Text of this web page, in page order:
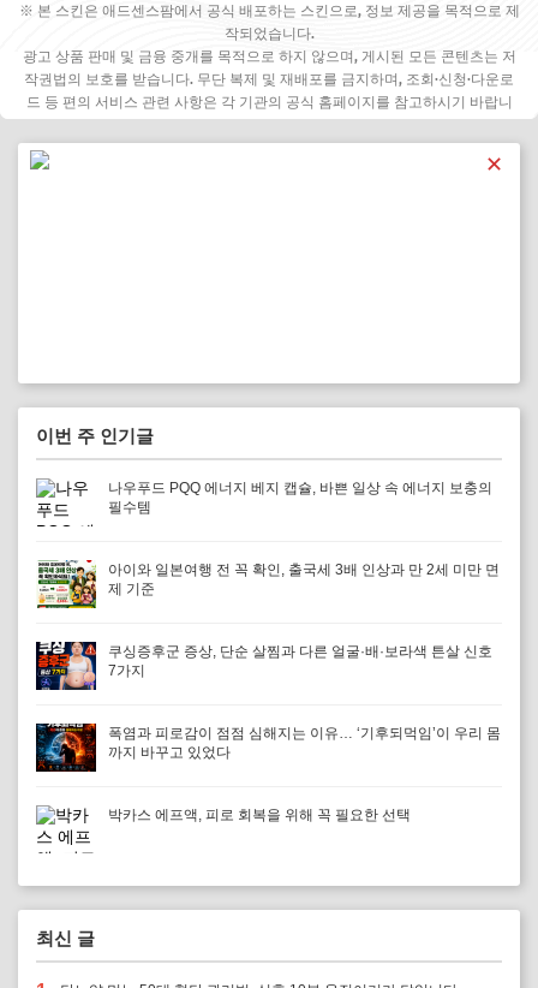
※ 본 스킨은 애드센스팜에서 공식 배포하는 스킨으로, 정보 제공을 목적으로 제
작되었습니다.
광고 상품 판매 및 금융 중개를 목적으로 하지 않으며, 게시된 모든 콘텐츠는 저
작권법의 보호를 받습니다. 무단 복제 및 재배포를 금지하며, 조회·신청·다운로
드 등 편의 서비스 관련 사항은 각 기관의 공식 홈페이지를 참고하시기 바랍니
✕
이번 주 인기글
나우푸드 PQQ 에너지 베지 캡슐, 바쁜 일상 속 에너지 보충의
필수템
아이와 일본여행 전 꼭 확인, 출국세 3배 인상과 만 2세 미만 면
제 기준
쿠싱증후군 증상, 단순 살찜과 다른 얼굴·배·보라색 튼살 신호
7가지
폭염과 피로감이 점점 심해지는 이유… ‘기후되먹임’이 우리 몸
까지 바꾸고 있었다
박카스 에프액, 피로 회복을 위해 꼭 필요한 선택
최신 글